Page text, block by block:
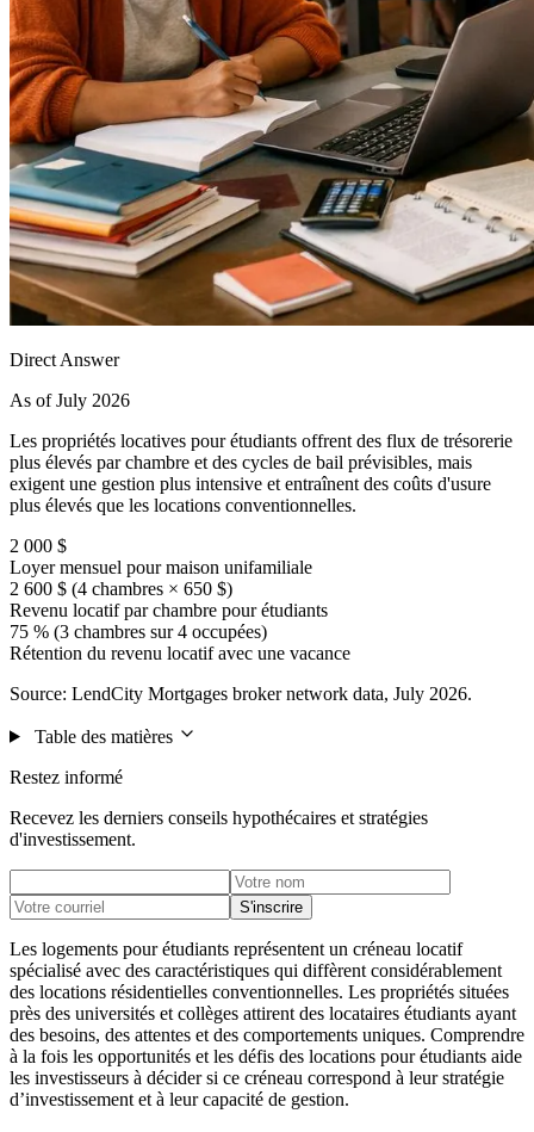
Direct Answer
As of July 2026
Les propriétés locatives pour étudiants offrent des flux de trésorerie
plus élevés par chambre et des cycles de bail prévisibles, mais
exigent une gestion plus intensive et entraînent des coûts d'usure
plus élevés que les locations conventionnelles.
2 000 $
Loyer mensuel pour maison unifamiliale
2 600 $ (4 chambres × 650 $)
Revenu locatif par chambre pour étudiants
75 % (3 chambres sur 4 occupées)
Rétention du revenu locatif avec une vacance
Source: LendCity Mortgages broker network data, July 2026.
Table des matières
Restez informé
Recevez les derniers conseils hypothécaires et stratégies
d'investissement.
S'inscrire
Les logements pour étudiants représentent un créneau locatif
spécialisé avec des caractéristiques qui diffèrent considérablement
des locations résidentielles conventionnelles. Les propriétés situées
près des universités et collèges attirent des locataires étudiants ayant
des besoins, des attentes et des comportements uniques. Comprendre
à la fois les opportunités et les défis des locations pour étudiants aide
les investisseurs à décider si ce créneau correspond à leur stratégie
d’investissement et à leur capacité de gestion.